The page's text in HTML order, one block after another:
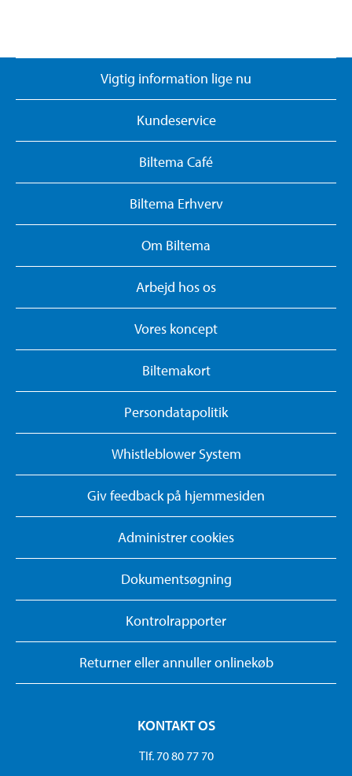
Vigtig information lige nu
Kundeservice
Biltema Café
Biltema Erhverv
Om Biltema
Arbejd hos os
Vores koncept
Biltemakort
Persondatapolitik
Whistleblower System
Giv feedback på hjemmesiden
Administrer cookies
Dokumentsøgning
Kontrolrapporter
Returner eller annuller onlinekøb
KONTAKT OS
Tlf. 70 80 77 70